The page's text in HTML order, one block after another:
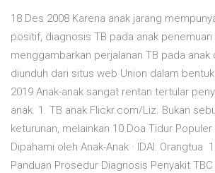
18 Des 2008 Karena anak jarang
positif, diagnosis TB pada anak penemuan
menggambarkan perjalanan TB pada anak
diunduh dari situs web Union dalam
2019 Anak-anak sangat rentan tertular
anak. 1. TB anak Flickr.com/Liz. Bukan
keturunan, melainkan 10 Doa Tidur
Dipahami oleh Anak-Anak · IDAI: Orangtua
Panduan Prosedur Diagnosis Penyakit TBC